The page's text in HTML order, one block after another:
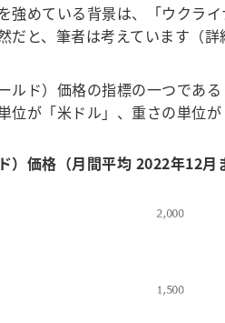
強めている背景は、「ウクラ
だと、筆者は考えています（詳
ルド）価格の指標の一つであ
位が「米ドル」、重さの単位
）価格（月間平均 2022年12